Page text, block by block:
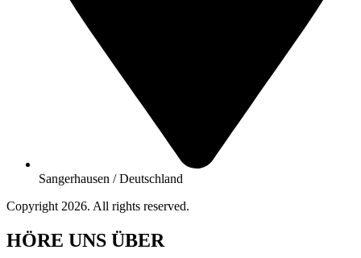
Sangerhausen / Deutschland
Copyright 2026. All rights reserved.
HÖRE UNS ÜBER